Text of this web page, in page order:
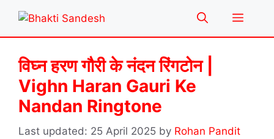
content
Menu
विघ्न हरण गौरी के नंदन रिंगटोन |
Vighn Haran Gauri Ke
Nandan Ringtone
25 April 2025 by Rohan Pandit